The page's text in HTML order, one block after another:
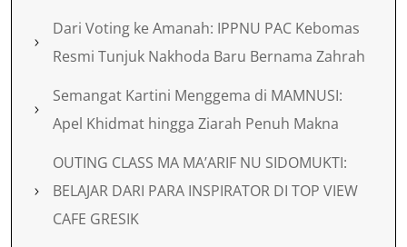
Dari Voting ke Amanah: IPPNU PAC Kebomas
Resmi Tunjuk Nakhoda Baru Bernama Zahrah
Semangat Kartini Menggema di MAMNUSI:
Apel Khidmat hingga Ziarah Penuh Makna
OUTING CLASS MA MA’ARIF NU SIDOMUKTI:
BELAJAR DARI PARA INSPIRATOR DI TOP VIEW
CAFE GRESIK